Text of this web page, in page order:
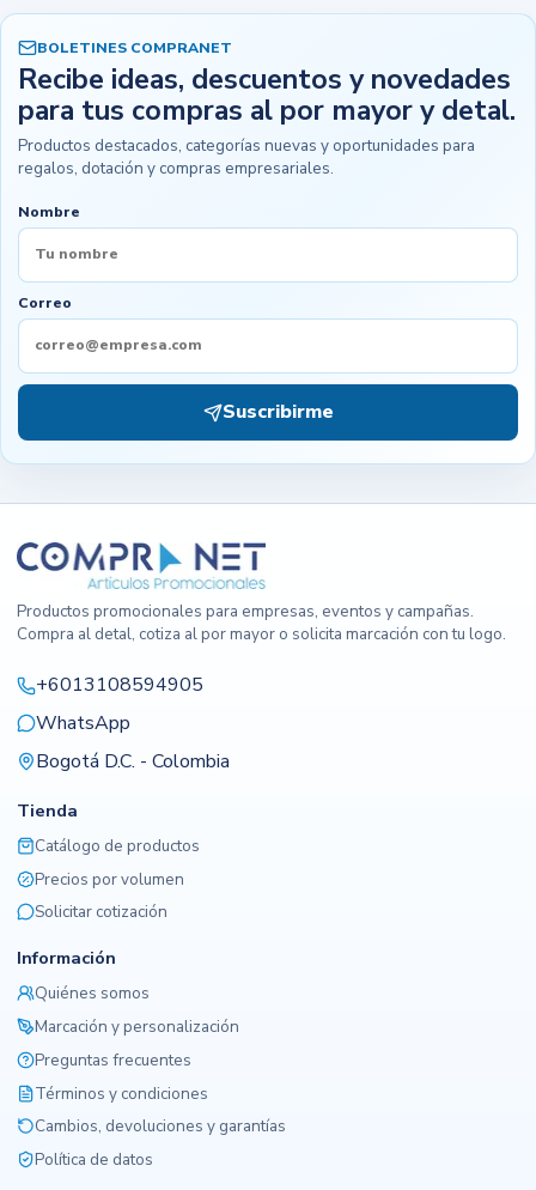
BOLETINES COMPRANET
Recibe ideas, descuentos y novedades
para tus compras al por mayor y detal.
Productos destacados, categorías nuevas y oportunidades para
regalos, dotación y compras empresariales.
Nombre
Correo
Suscribirme
Productos promocionales para empresas, eventos y campañas.
Compra al detal, cotiza al por mayor o solicita marcación con tu logo.
+6013108594905
WhatsApp
Bogotá D.C. - Colombia
Tienda
Catálogo de productos
Precios por volumen
Solicitar cotización
Información
Quiénes somos
Marcación y personalización
Preguntas frecuentes
Términos y condiciones
Cambios, devoluciones y garantías
Política de datos